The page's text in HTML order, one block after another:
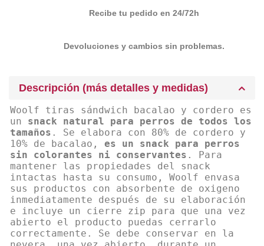
Recibe tu pedido en 24/72h
Devoluciones y cambios sin problemas.
Descripción (más detalles y medidas)
Woolf tiras sándwich bacalao y cordero es
un snack natural para perros de todos los
tamaños . Se elabora con 80% de cordero y
10% de bacalao, es un snack para perros
sin colorantes ni conservantes . Para
mantener las propiedades del snack
intactas hasta su consumo, Woolf envasa
sus productos con absorbente de oxigeno
inmediatamente después de su elaboración
e incluye un cierre zip para que una vez
abierto el producto puedas cerrarlo
correctamente. Se debe conservar en la